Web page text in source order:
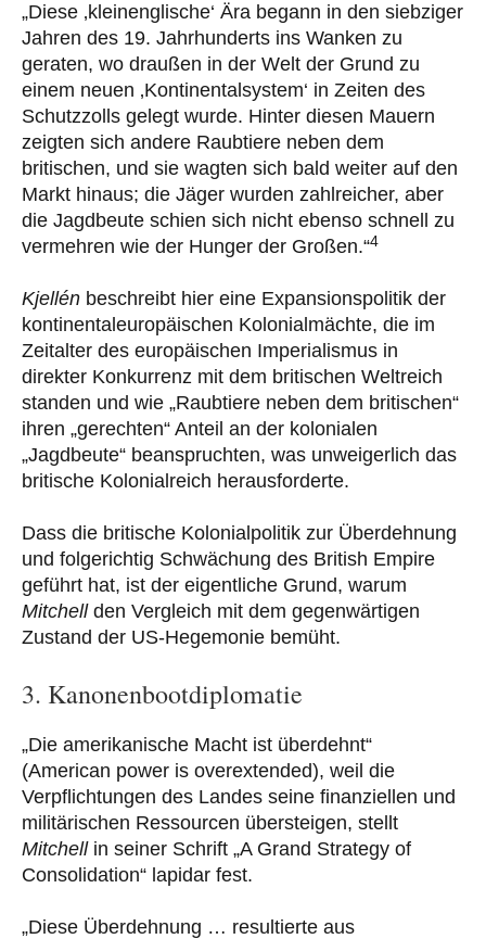
„Diese ‚kleinenglische‘ Ära begann in den siebziger
Jahren des 19. Jahrhunderts ins Wanken zu
geraten, wo draußen in der Welt der Grund zu
einem neuen ‚Kontinentalsystem‘ in Zeiten des
Schutzzolls gelegt wurde. Hinter diesen Mauern
zeigten sich andere Raubtiere neben dem
britischen, und sie wagten sich bald weiter auf den
Markt hinaus; die Jäger wurden zahlreicher, aber
die Jagdbeute schien sich nicht ebenso schnell zu
vermehren wie der Hunger der Großen.“4
Kjellén beschreibt hier eine Expansionspolitik der
kontinentaleuropäischen Kolonialmächte, die im
Zeitalter des europäischen Imperialismus in
direkter Konkurrenz mit dem britischen Weltreich
standen und wie „Raubtiere neben dem britischen“
ihren „gerechten“ Anteil an der kolonialen
„Jagdbeute“ beanspruchten, was unweigerlich das
britische Kolonialreich herausforderte.
Dass die britische Kolonialpolitik zur Überdehnung
und folgerichtig Schwächung des British Empire
geführt hat, ist der eigentliche Grund, warum
Mitchell den Vergleich mit dem gegenwärtigen
Zustand der US-Hegemonie bemüht.
3. Kanonenbootdiplomatie
„Die amerikanische Macht ist überdehnt“
(American power is overextended), weil die
Verpflichtungen des Landes seine finanziellen und
militärischen Ressourcen übersteigen, stellt
Mitchellin seiner Schrift „A Grand Strategy of
Consolidation“ lapidar fest.
„Diese Überdehnung … resultierte aus